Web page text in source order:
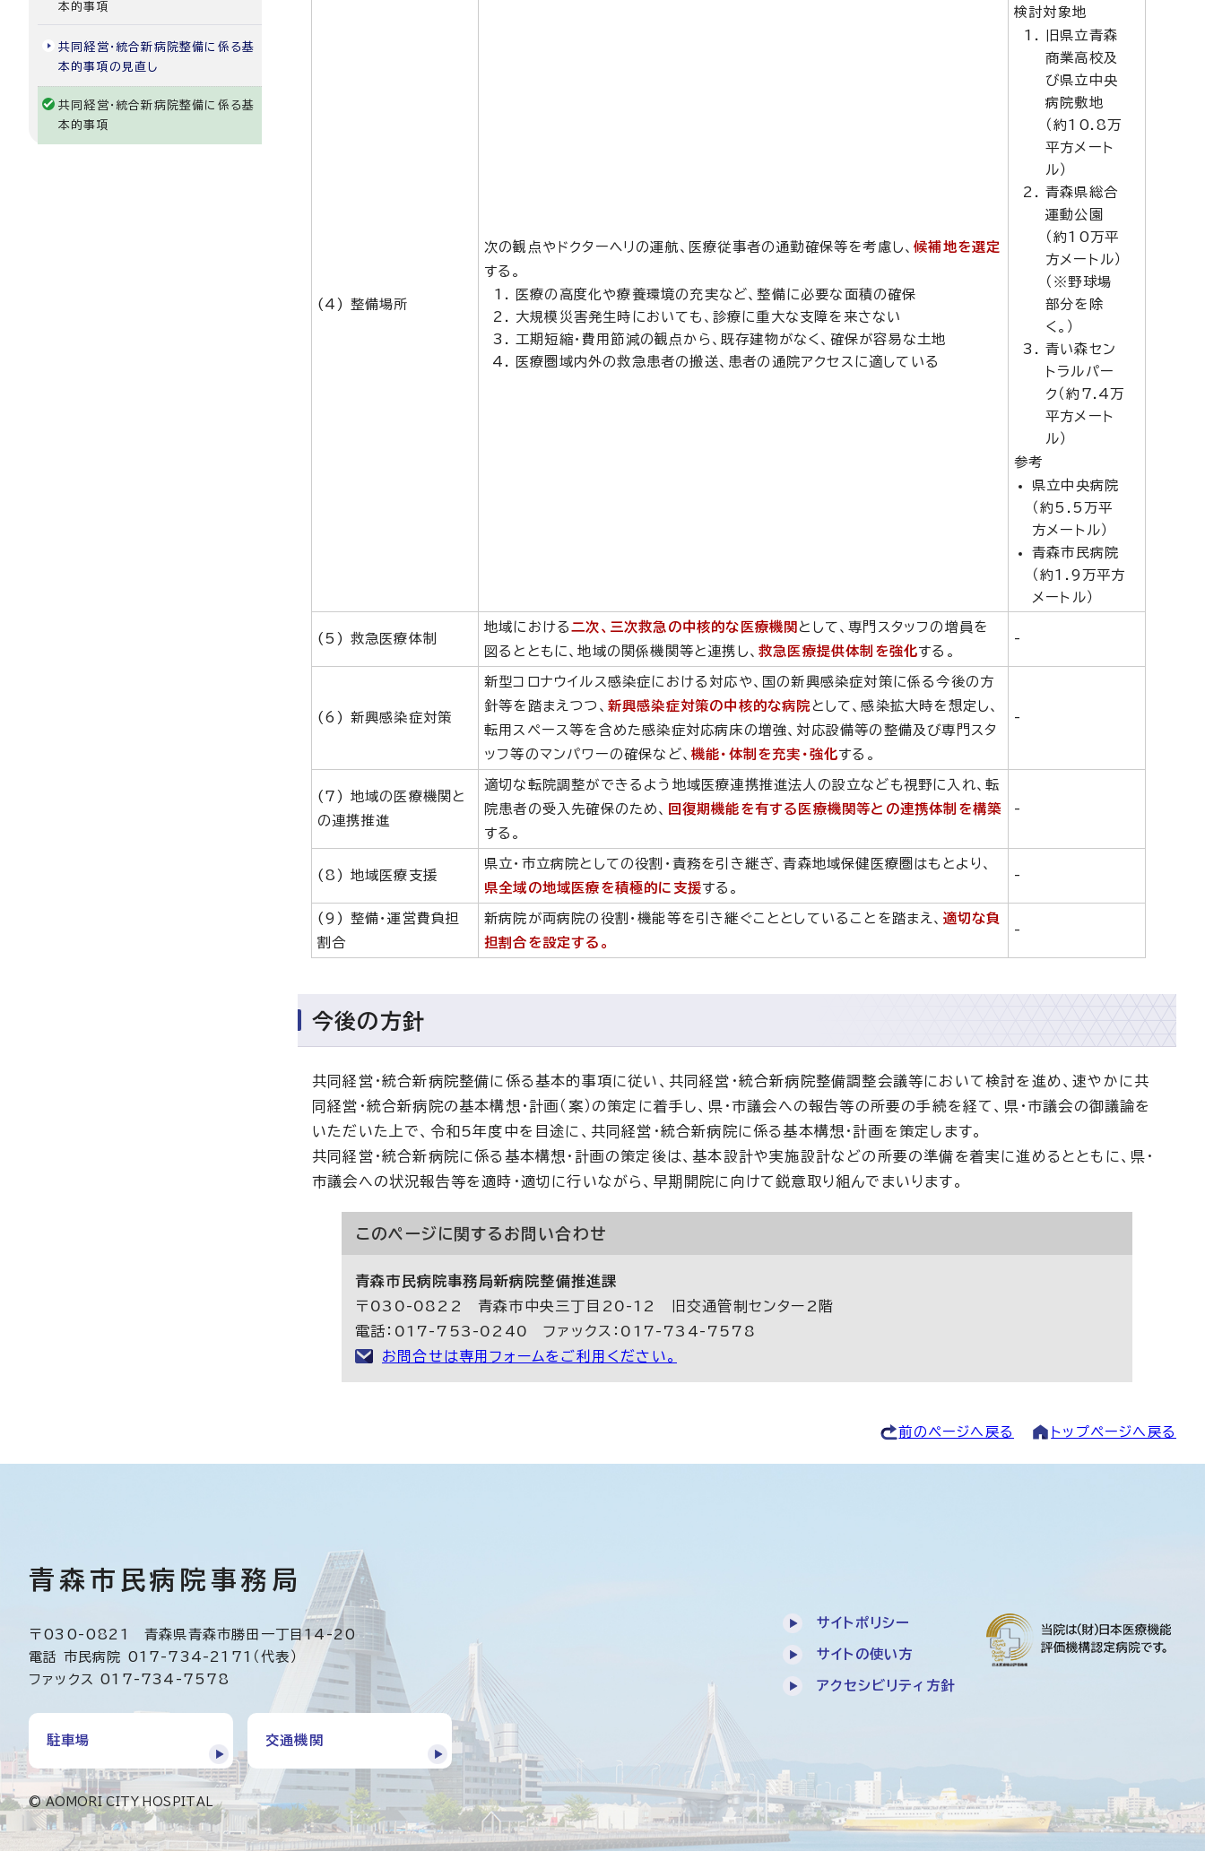
(4) 整備場所
次の観点やドクターヘリの運航、医療従事者の通勤確保等を考慮し、候補地を選定
する。
医療の高度化や療養環境の充実など、整備に必要な面積の確保
大規模災害発生時においても、診療に重大な支障を来さない
工期短縮・費用節減の観点から、既存建物がなく、確保が容易な土地
医療圏域内外の救急患者の搬送、患者の通院アクセスに適している
検討対象地
旧県立青森
商業高校及
び県立中央
病院敷地
（約10.8万
平方メート
ル）
青森県総合
運動公園
（約10万平
方メートル）
（※野球場
部分を除
く。）
青い森セン
トラルパー
ク（約7.4万
平方メート
ル）
参考
県立中央病院
（約5.5万平
方メートル）
青森市民病院
（約1.9万平方
メートル）
(5) 救急医療体制
地域における二次、三次救急の中核的な医療機関 として、専門スタッフの増員を
図るとともに、地域の関係機関等と連携し、 救急医療提供体制を強化する。
-
(6) 新興感染症対策
新型コロナウイルス感染症における対応や、国の新興感染症対策に係る今後の方
針等を踏まえつつ、 新興感染症対策の中核的な病院 として、感染拡大時を想定し、
転用スペース等を含めた感染症対応病床の増強、対応設備等の整備及び専門スタ
ッフ等のマンパワーの確保など、 機能・体制を充実・強化する。
-
(7) 地域の医療機関と
の連携推進
適切な転院調整ができるよう地域医療連携推進法人の設立なども視野に入れ、転
院患者の受入先確保のため、
回復期機能を有する医療機関等との連携体制を構築
する。
-
(8) 地域医療支援
県立・市立病院としての役割・責務を引き継ぎ、青森地域保健医療圏はもとより、
県全域の地域医療を積極的に支援する。
-
(9) 整備・運営費負担
割合
新病院が両病院の役割・機能等を引き継ぐこととしていることを踏まえ、 適切な負
担割合を設定する。
-
今後の方針
共同経営・統合新病院整備に係る基本的事項に従い、共同経営・統合新病院整備調整会議等において検討を進め、速やかに共
同経営・統合新病院の基本構想・計画（案）の策定に着手し、県・市議会への報告等の所要の手続を経て、県・市議会の御議論を
いただいた上で、令和5年度中を目途に、共同経営・統合新病院に係る基本構想・計画を策定します。
共同経営・統合新病院に係る基本構想・計画の策定後は、基本設計や実施設計などの所要の準備を着実に進めるとともに、県・
市議会への状況報告等を適時・適切に行いながら、早期開院に向けて鋭意取り組んでまいります。
このページに関する お問い合わせ
青森市民病院事務局新病院整備推進課
〒030-0822 青森市中央三丁目20-12 旧交通管制センター2階
電話：017-753-0240 ファックス：017-734-7578
お問合せは専用フォームをご利用ください。
本的事項
共同経営・統合新病院整備に係る基
本的事項の見直し
共同経営・統合新病院整備に係る基
本的事項
前のページへ戻る トップページへ戻る
青森市民病院事務局
〒030-0821 青森県青森市勝田一丁目14-20
電話 市民病院 017-734-2171（代表）
ファックス 017-734-7578
駐車場 交通機関
© AOMORI CITY HOSPITAL
サイトポリシー
サイトの使い方
アクセシビリティ方針